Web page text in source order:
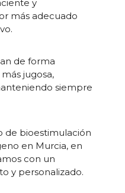
y
más adecuado
de forma
jugosa,
siempre
de bioestimulación
en Murcia, en
con un
y personalizado.